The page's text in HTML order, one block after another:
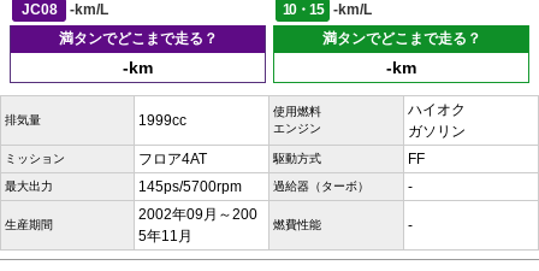
JC08
-km/L 10・15
-km/L
満タンでどこまで走る？
-km
満タンでどこまで走る？
-km
排気量 1999cc
使用燃料
エンジン
ハイオク
ガソリン
ミッション フロア4AT 駆動方式 FF
最大出力 145ps/5700rpm 過給器（ターボ） -
生産期間
2002年09月～200
5年11月
燃費性能 -